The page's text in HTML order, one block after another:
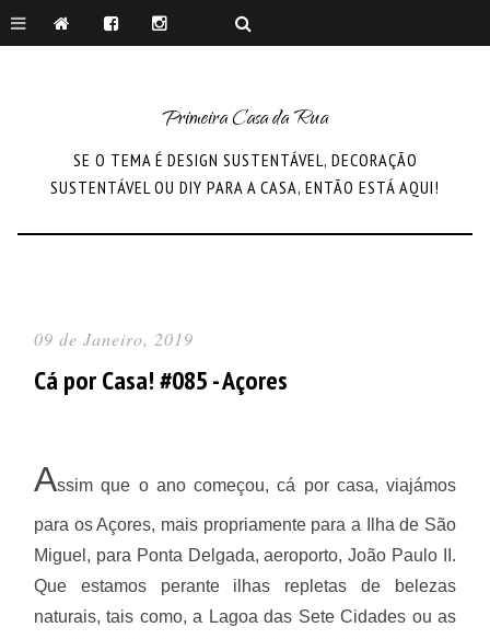
Primeira Casa da Rua
SE O TEMA É DESIGN SUSTENTÁVEL, DECORAÇÃO
SUSTENTÁVEL OU DIY PARA A CASA, ENTÃO ESTÁ AQUI!
09 de Janeiro, 2019
Cá por Casa! #085 - Açores
Assim que o ano começou, cá por casa, viajámos
para os Açores, mais propriamente para a Ilha de São
Miguel, para Ponta Delgada, aeroporto, João Paulo II.
Que estamos perante ilhas repletas de belezas
naturais, tais como, a Lagoa das Sete Cidades ou as